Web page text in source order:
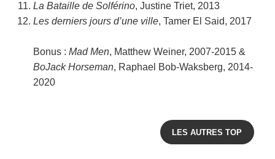
La Bataille de Solférino, Justine Triet, 2013
Les derniers jours d’une ville, Tamer El Said, 2017
Bonus :Mad Men, Matthew Weiner, 2007-2015 &
BoJack Horseman, Raphael Bob-Waksberg, 2014-
2020
LES AUTRES TOP